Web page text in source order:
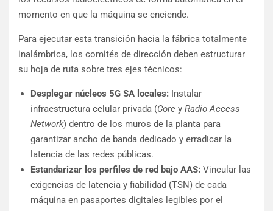
momento en que la máquina se enciende.
Para ejecutar esta transición hacia la fábrica totalmente
inalámbrica, los comités de dirección deben estructurar
su hoja de ruta sobre tres ejes técnicos:
Desplegar núcleos 5G SA locales: Instalar
infraestructura celular privada (Core y Radio Access
Network) dentro de los muros de la planta para
garantizar ancho de banda dedicado y erradicar la
latencia de las redes públicas.
Estandarizar los perfiles de red bajo AAS: Vincular las
exigencias de latencia y fiabilidad (TSN) de cada
máquina en pasaportes digitales legibles por el